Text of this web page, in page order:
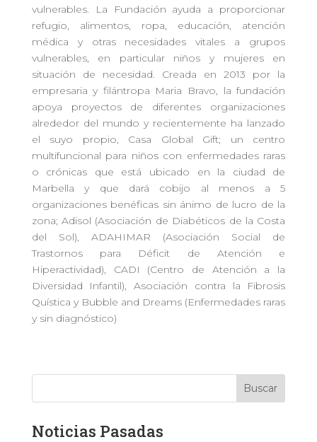
vulnerables. La Fundación ayuda a proporcionar
refugio, alimentos, ropa, educación, atención
médica y otras necesidades vitales a grupos
vulnerables, en particular niños y mujeres en
situación de necesidad. Creada en 2013 por la
empresaria y filántropa Maria Bravo, la fundación
apoya proyectos de diferentes organizaciones
alrededor del mundo y recientemente ha lanzado
el suyo propio, Casa Global Gift; un centro
multifuncional para niños con enfermedades raras
o crónicas que está ubicado en la ciudad de
Marbella y que dará cobijo al menos a 5
organizaciones benéficas sin ánimo de lucro de la
zona; Adisol (Asociación de Diabéticos de la Costa
del Sol), ADAHIMAR (Asociación Social de
Trastornos para Déficit de Atención e
Hiperactividad), CADI (Centro de Atención a la
Diversidad Infantil), Asociación contra la Fibrosis
Quística y Bubble and Dreams (Enfermedades raras
y sin diagnóstico)
Noticias Pasadas